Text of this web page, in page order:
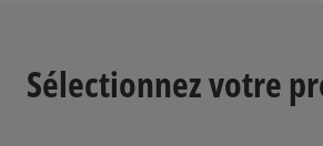
Sélectionnez votre